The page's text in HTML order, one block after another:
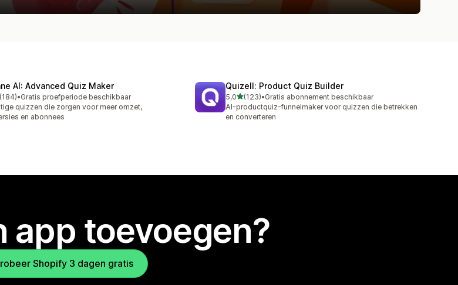
AI: Advanced Quiz Maker
5 sterren
(184) in totaal
•Gratis proefperiode beschikbaar
quizzen die zorgen voor meer omzet,
en abonnees
Quizell: Product Quiz Builder
5,0van 5 sterren
(123)
123 recensies in totaal
•Gratis abonnement beschikbaar
AI-productquiz-funnelmaker voor quizzen die betrekken
en converteren
app toevoegen?
Shopify 3 dagen gratis